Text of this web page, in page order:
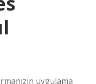
uygulama